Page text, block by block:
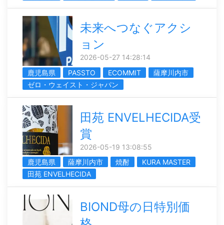
未来へつなぐアクシ
ョン
2026-05-27 14:28:14
鹿児島県
PASSTO ECOMMIT
薩摩川内市
ゼロ・ウェイスト・ジャパン
田苑 ENVELHECIDA受
賞
2026-05-19 13:08:55
鹿児島県
薩摩川内市 焼酎
KURA MASTER
田苑 ENVELHECIDA
BIOND母の日特別価